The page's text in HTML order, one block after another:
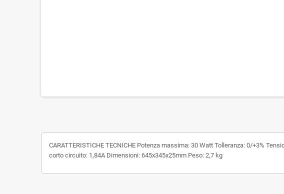
CARATTERISTICHE TECNICHE Potenza massima: 30 Watt Tolleranza: 0/+3%
corto circuito: 1,84A Dimensioni: 645x345x25mm Peso: 2,7 kg